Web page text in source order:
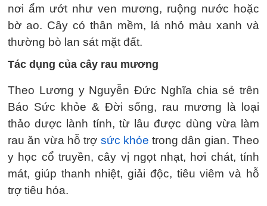
nơi ẩm ướt như ven mương, ruộng nước hoặc
bờ ao. Cây có thân mềm, lá nhỏ màu xanh và
thường bò lan sát mặt đất.
Tác dụng của cây rau mương
Theo Lương y Nguyễn Đức Nghĩa chia sẻ trên
Báo Sức khỏe & Đời sống, rau mương là loại
thảo dược lành tính, từ lâu được dùng vừa làm
rau ăn vừa hỗ trợ sức khỏe trong dân gian. Theo
y học cổ truyền, cây vị ngọt nhạt, hơi chát, tính
mát, giúp thanh nhiệt, giải độc, tiêu viêm và hỗ
trợ tiêu hóa.